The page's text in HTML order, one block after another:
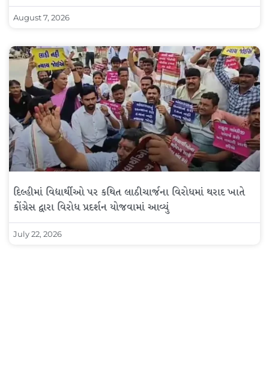
August 7, 2026
દિલ્હીમાં વિદ્યાર્થીઓ પર કથિત લાઠીચાર્જના વિરોધમાં થરાદ ખાતે
કોંગ્રેસ દ્વારા વિરોધ પ્રદર્શન યોજવામાં આવ્યું
July 22, 2026